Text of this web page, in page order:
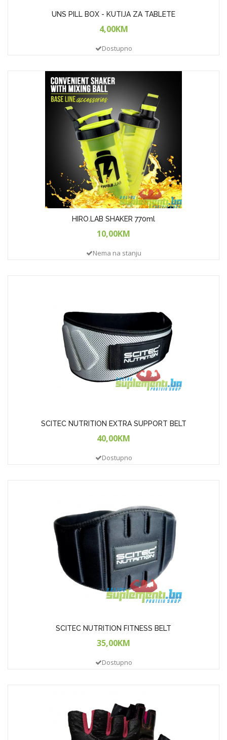
UNS PILL BOX - KUTIJA ZA TABLETE
4,00KM
Dostupno
HIRO.LAB SHAKER 770ml
10,00KM
Nema na stanju
SCITEC NUTRITION EXTRA SUPPORT BELT
40,00KM
Dostupno
SCITEC NUTRITION FITNESS BELT
35,00KM
Dostupno